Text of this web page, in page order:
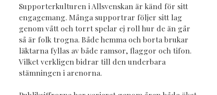
Supporterkulturen i Allsvenskan är känd för sitt
engagemang. Många supportrar följer sitt lag
genom vått och torrt spelar ej roll hur de än går
så är folk trogna. Både hemma och borta brukar
läktarna fyllas av både ramsor, flaggor och tifon.
Vilket verkligen bidrar till den underbara
stämningen i arenorna.